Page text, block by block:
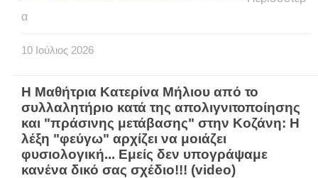
α
10 Ιούλιος 2026
H Μαθήτρια Κατερίνα Μήλιου από το
συλλαλητήριο κατά της απολιγνιτοποίησης
και "πράσινης μετάβασης" στην Κοζάνη: Η
λέξη "φεύγω" αρχίζει να μοιάζει
φυσιολογική... Εμείς δεν υπογράψαμε
κανένα δικό σας σχέδιο!!! (video)